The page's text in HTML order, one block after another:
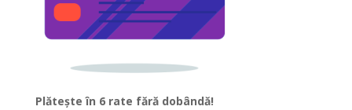
Plătește în 6 rate fără dobândă!